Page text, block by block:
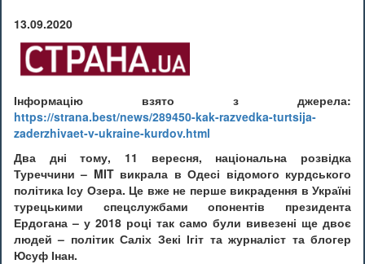
13.09.2020
Інформацію взято з джерела:
https://strana.best/news/289450-kak-razvedka-turtsija-
zaderzhivaet-v-ukraine-kurdov.html
Два дні тому, 11 вересня, національна розвідка
Туреччини – MIT викрала в Одесі відомого курдського
політика Ісу Озера. Це вже не перше викрадення в Україні
турецькими спецслужбами опонентів президента
Ердогана – у 2018 році так само були вивезені ще двоє
людей – політик Саліх Зекі Ігіт та журналіст та блогер
Юсуф Інан.